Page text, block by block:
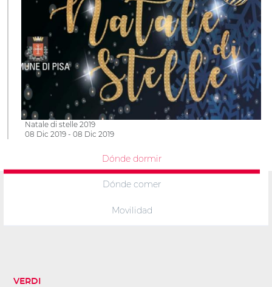
Natale di stelle 2019
08 Dic 2019 - 08 Dic 2019
Dónde dormir
Dónde comer
Movilidad
VERDI